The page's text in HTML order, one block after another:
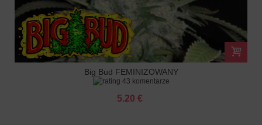
Big Bud FEMINIZOWANY
43 komentarze
5.20 €